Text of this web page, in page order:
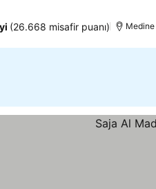
(26.668 misafir puanı) Medine